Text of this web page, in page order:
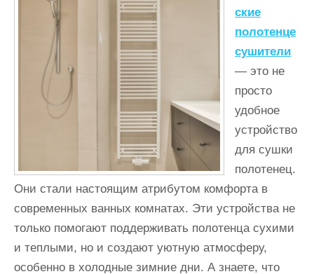
ские
полотенце
сушители
— это не
просто
удобное
устройство
для сушки
полотенец.
Они стали настоящим атрибутом комфорта в
современных ванных комнатах. Эти устройства не
только помогают поддерживать полотенца сухими
и теплыми, но и создают уютную атмосферу,
особенно в холодные зимние дни. А знаете, что